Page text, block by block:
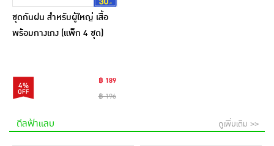
ชุดกันฝน สำหรับผู้ใหญ่ เสื้อ
พร้อมกางเกง (แพ็ก 4 ชุด)
4%
฿ 189
฿ 196
ดีลฟ้าแลบ ดูเพิ่มเติม >>